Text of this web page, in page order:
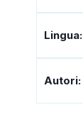
Lingua:
Autori: